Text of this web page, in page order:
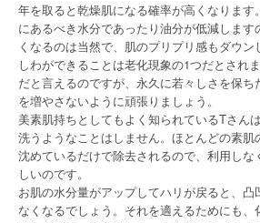
年を取ると乾燥肌になる確率が高くなります
にあるべき水分であったり油分が低減しま
くなるのは当然で、肌のプリプリ感もダウン
しわができることは老化現象の1つだとされ
だと言えるのですが、永久に若々しさを保ち
を増やさないように頑張りましょう。
美素肌持ちとしてもよく知られているTさん
洗うようなことはしません。ほとんどの素肌
沈めているだけで除去されるので、利用しな
しいのです。
お肌の水分量がアップしてハリが戻ると、凸
なくなるでしょう。それを適えるためにも、